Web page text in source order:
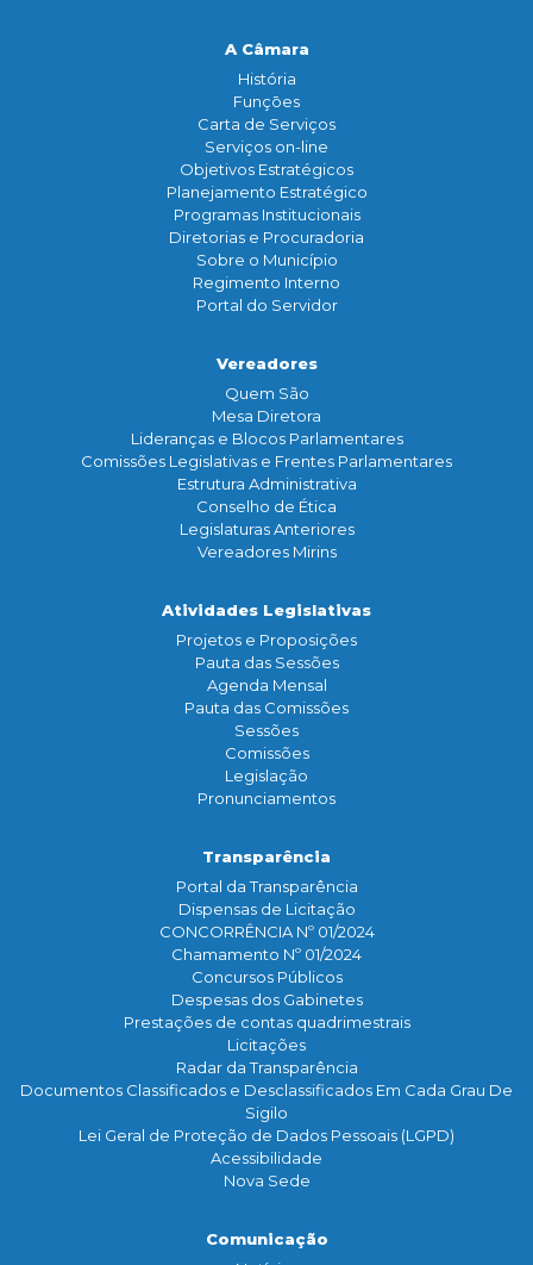
A Câmara
História
Funçōes
Carta de Serviços
Serviços on-line
Objetivos Estratégicos
Planejamento Estratégico
Programas Institucionais
Diretorias e Procuradoria
Sobre o Município
Regimento Interno
Portal do Servidor
Vereadores
Quem São
Mesa Diretora
Lideranças e Blocos Parlamentares
Comissões Legislativas e Frentes Parlamentares
Estrutura Administrativa
Conselho de Ética
Legislaturas Anteriores
Vereadores Mirins
Atividades Legislativas
Projetos e Proposições
Pauta das Sessões
Agenda Mensal
Pauta das Comissões
Sessões
Comissões
Legislação
Pronunciamentos
Transparência
Portal da Transparência
Dispensas de Licitação
CONCORRÊNCIA Nº 01/2024
Chamamento Nº 01/2024
Concursos Públicos
Despesas dos Gabinetes
Prestações de contas quadrimestrais
Licitações
Radar da Transparência
Documentos Classificados e Desclassificados Em Cada Grau De
Sigilo
Lei Geral de Proteção de Dados Pessoais (LGPD)
Acessibilidade
Nova Sede
Comunicação